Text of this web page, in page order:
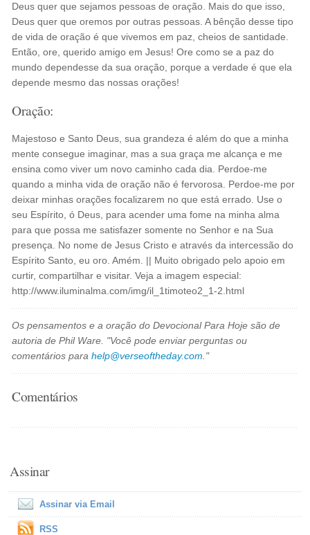
Deus quer que sejamos pessoas de oração. Mais do que isso,
Deus quer que oremos por outras pessoas. A bênção desse tipo
de vida de oração é que vivemos em paz, cheios de santidade.
Então, ore, querido amigo em Jesus! Ore como se a paz do
mundo dependesse da sua oração, porque a verdade é que ela
depende mesmo das nossas orações!
Oração:
Majestoso e Santo Deus, sua grandeza é além do que a minha
mente consegue imaginar, mas a sua graça me alcança e me
ensina como viver um novo caminho cada dia. Perdoe-me
quando a minha vida de oração não é fervorosa. Perdoe-me por
deixar minhas orações focalizarem no que está errado. Use o
seu Espírito, ó Deus, para acender uma fome na minha alma
para que possa me satisfazer somente no Senhor e na Sua
presença. No nome de Jesus Cristo e através da intercessão do
Espírito Santo, eu oro. Amém. || Muito obrigado pelo apoio em
curtir, compartilhar e visitar. Veja a imagem especial:
http://www.iluminalma.com/img/il_1timoteo2_1-2.html
Os pensamentos e a oração do Devocional Para Hoje são de
autoria de Phil Ware. "Você pode enviar perguntas ou
comentários parahelp@verseoftheday.com ."
Comentários
Assinar
Assinar via Email
RSS